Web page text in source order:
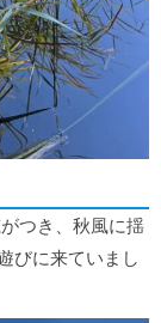
つき、秋風に揺
びに来ていまし